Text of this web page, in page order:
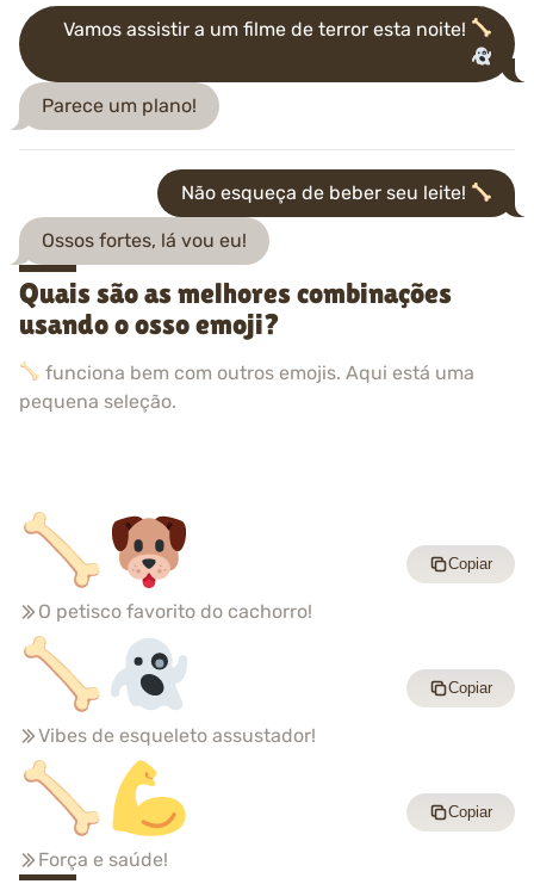
Vamos assistir a um filme de terror esta noite!
Parece um plano!
Não esqueça de beber seu leite!
Ossos fortes, lá vou eu!
Quais são as melhores combinações
usando o osso emoji?
funciona bem com outros emojis. Aqui está uma
pequena seleção.
O petisco favorito do cachorro!
Copiar
Vibes de esqueleto assustador!
Copiar
Força e saúde!
Copiar